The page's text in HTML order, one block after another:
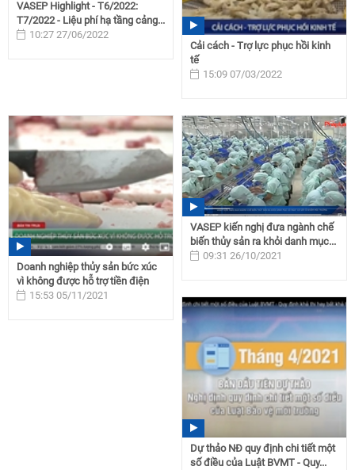
VASEP Highlight - T6/2022:
T7/2022 - Liệu phí hạ tầng cảng...
10:27 27/06/2022
Cải cách - Trợ lực phục hồi kinh
tế
15:09 07/03/2022
Doanh nghiệp thủy sản bức xúc
vì không được hỗ trợ tiền điện
15:53 05/11/2021
VASEP kiến nghị đưa ngành chế
biến thủy sản ra khỏi danh mục...
09:31 26/10/2021
Dự thảo NĐ quy định chi tiết một
số điều của Luật BVMT - Quy...